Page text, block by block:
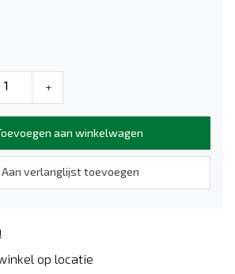
+
aan winkelwagen
Aan verlanglijst toevoegen
op locatie